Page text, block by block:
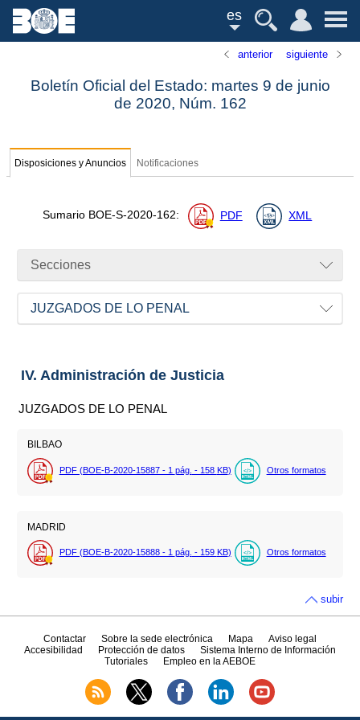
es
anterior siguiente
Boletín Oficial del Estado: martes 9 de junio
de 2020, Núm. 162
Disposiciones y Anuncios Notificaciones
Sumario BOE-S-2020-162: PDF XML
Secciones
JUZGADOS DE LO PENAL
IV. Administración de Justicia
JUZGADOS DE LO PENAL
BILBAO
PDF (BOE-B-2020-15887 - 1 pág. - 158 KB) Otros formatos
MADRID
PDF (BOE-B-2020-15888 - 1 pág. - 159 KB) Otros formatos
subir
Contactar Sobre la sede electrónica Mapa
Aviso legal
Accesibilidad
Protección de datos
Sistema Interno de Información
Tutoriales
Empleo en la AEBOE